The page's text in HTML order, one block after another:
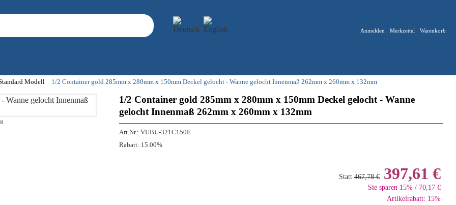
Anmelden Merkzettel Warenkorb
Modell 1/2 Container gold 285mm x 280mm x 150mm Deckel gelocht - Wanne gelocht Innenmaß 262mm x 260mm x 132mm
1/2 Container gold 285mm x 280mm x 150mm Deckel gelocht - Wanne
gelocht Innenmaß 262mm x 260mm x 132mm
Art.Nr.: VUBU-321C150E
Rabatt: 15.00%
Statt 467,78 € 397,61 €
Sie sparen 15% / 70,17 €
Artikelrabatt: 15%